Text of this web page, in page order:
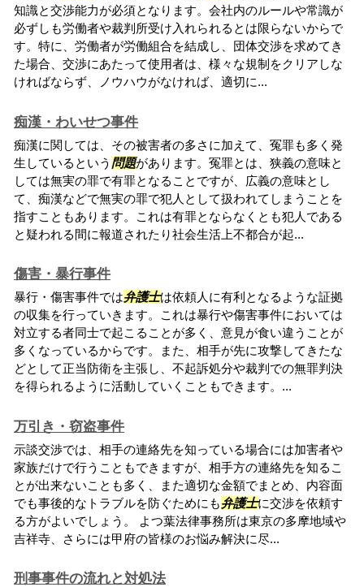
知識と交渉能力が必須となります。会社内のルールや常識が
必ずしも労働者や裁判所受け入れられるとは限らないからで
す。特に、労働者が労働組合を結成し、団体交渉を求めてき
た場合、交渉にあたって使用者は、様々な規制をクリアしな
ければならず、ノウハウがなければ、適切に...
痴漢・わいせつ事件
痴漢に関しては、その被害者の多さに加えて、冤罪も多く発
生しているという 問題があります。冤罪とは、狭義の意味と
しては無実の罪で有罪となることですが、広義の意味とし
て、痴漢などで無実の罪で犯人として扱われてしまうことを
指すこともあります。これは有罪とならなくとも犯人である
と疑われる間に報道されたり社会生活上不都合が起...
傷害・暴行事件
暴行・傷害事件では弁護士は依頼人に有利となるような証拠
の収集を行っていきます。これは暴行や傷害事件においては
対立する者同士で起こることが多く、意見が食い違うことが
多くなっているからです。また、相手が先に攻撃してきたな
どとして正当防衛を主張し、不起訴処分や裁判での無罪判決
を得られるように活動していくこともできます。...
万引き・窃盗事件
示談交渉では、相手の連絡先を知っている場合には加害者や
家族だけで行うこともできますが、相手方の連絡先を知るこ
とが出来ないことも多く、また適切な金額でまとめ、内容面
でも事後的なトラブルを防ぐためにも弁護士に交渉を依頼す
る方がよいでしょう。 よつ葉法律事務所は東京の多摩地域や
吉祥寺、さらには甲府の皆様のお悩み解決に尽...
刑事事件の流れと対処法